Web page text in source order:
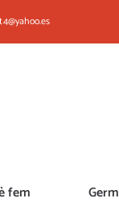
fem